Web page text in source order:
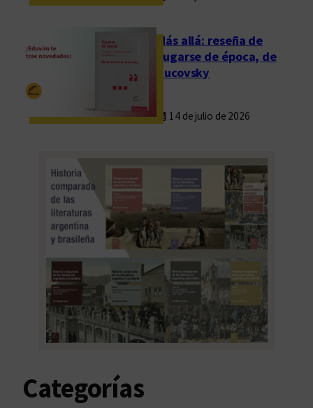
c
b
e
L
o
m
ú
l
t
i
l
e
Más allá: reseña de
Fugarse de época, de
Rucovsky
14 de julio de 2026
Categorías